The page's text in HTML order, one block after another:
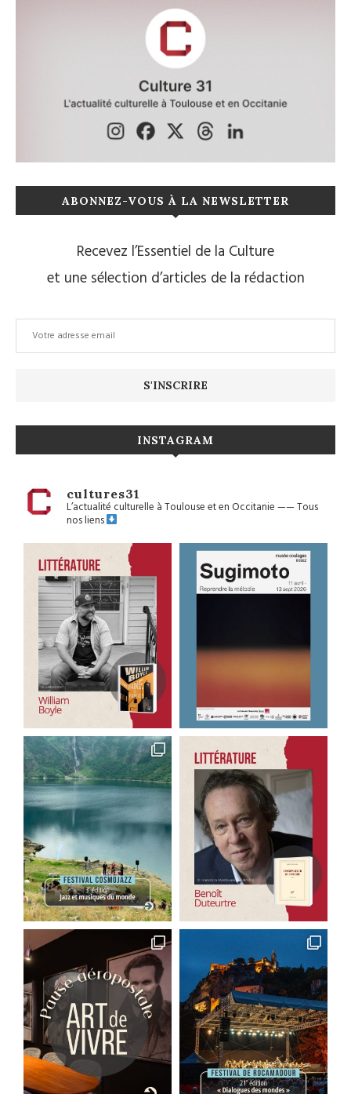
ABONNEZ-VOUS À LA NEWSLETTER
Recevez l’Essentiel de la Culture
et une sélection d’articles de la rédaction
INSTAGRAM
cultures31
L’actualité culturelle à Toulouse et en Occitanie——Tous
nos liens